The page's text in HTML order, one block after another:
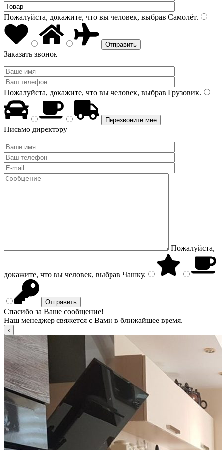
Пожалуйста, докажите, что вы человек, выбрав Самолёт.
Заказать звонок
Пожалуйста, докажите, что вы человек, выбрав Грузовик.
Письмо директору
Пожалуйста,
докажите, что вы человек, выбрав Чашку.
Спасибо за Ваше сообщение!
Наш менеджер свяжется с Вами в ближайшее время.